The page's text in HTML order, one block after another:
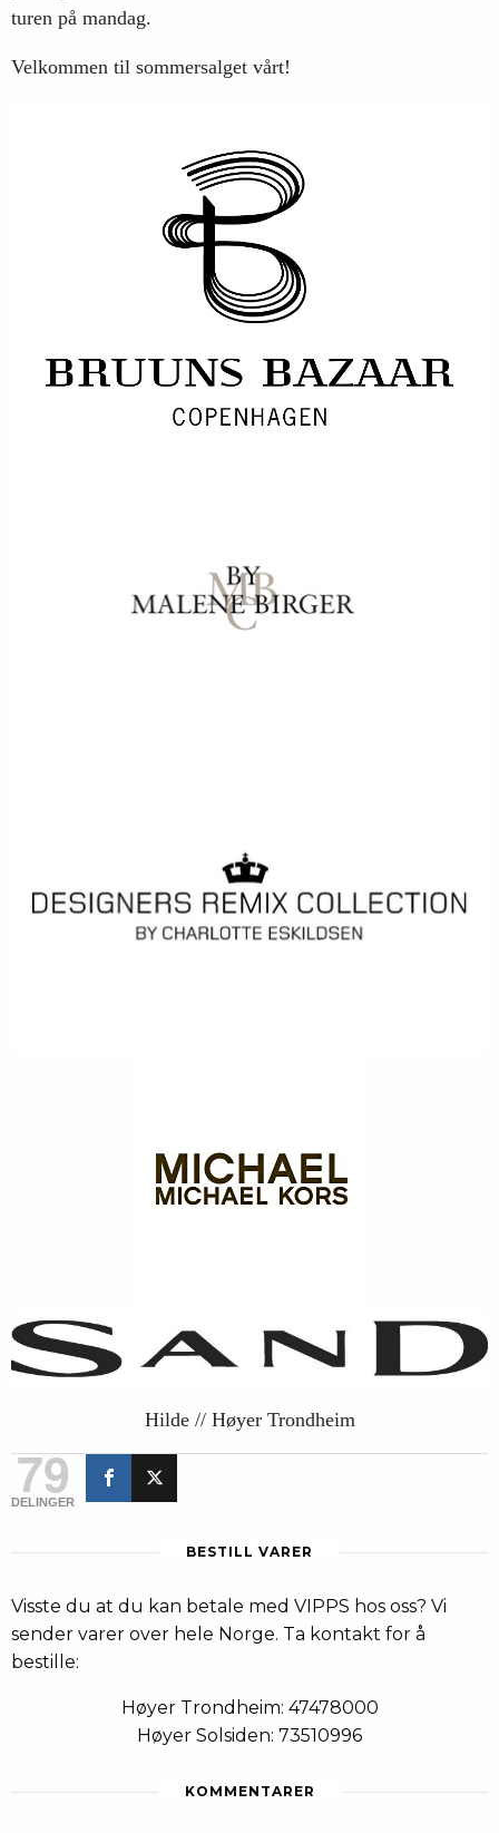
turen på mandag.
Velkommen til sommersalget vårt!
Hilde // Høyer Trondheim
79
DELINGER
BESTILL VARER
Visste du at du kan betale med VIPPS hos oss? Vi
sender varer over hele Norge. Ta kontakt for å
bestille:
Høyer Trondheim: 47478000
Høyer Solsiden: 73510996
KOMMENTARER